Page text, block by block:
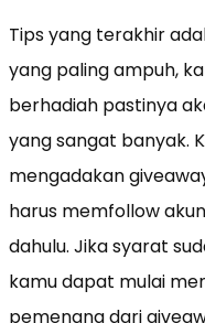
Tips yang terakhir
yang paling ampuh,
berhadiah pastinya
yang sangat banyak.
mengadakan
harus memfollow
dahulu. Jika syarat
kamu dapat mulai
pemenang dari